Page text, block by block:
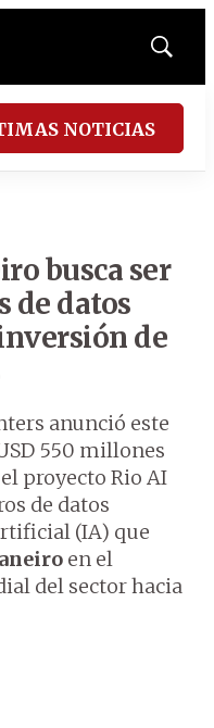
Mostrar
NOTICIAS
busca ser
de datos
de
anunció este
550 millones
proyecto Rio AI
de datos
(IA) que
en el
del sector hacia